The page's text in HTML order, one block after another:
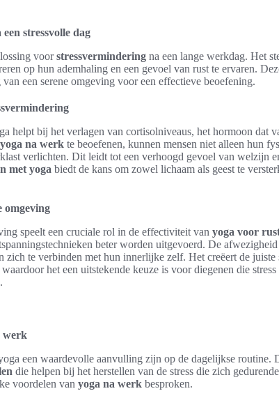
stressvolle dag
voorstressvermindering na een lange werkdag. Het
op hun ademhaling en een gevoel van rust te ervaren.
van een serene omgeving voor een effectieve beoefening.
helpt bij het verlagen van cortisolniveaus, het hormoon dat
yoga na werk te beoefenen, kunnen mensen niet alleen hun
verlichten. Dit leidt tot een verhoogd gevoel van welzijn
met yoga biedt de kans om zowel lichaam als geest te
omgeving
speelt een cruciale rol in de effectiviteit van yoga voor
beter worden uitgevoerd. De
zich te verbinden met hun innerlijke zelf. Het creëert de
het een uitstekende keuze is voor diegenen die
werk
een waardevolle aanvulling zijn op de dagelijkse routine.
die helpen bij het herstellen van de stress die zich
voordelen van yoga na werk besproken.